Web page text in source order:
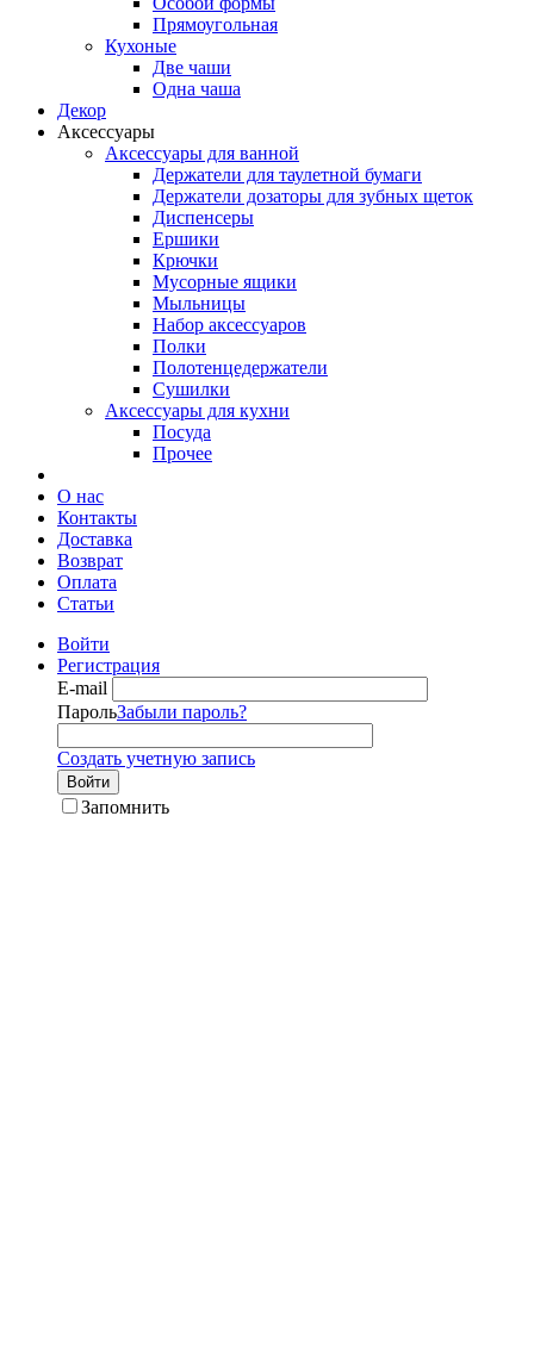
Прямоугольная
Кухоные
Две чаши
Одна чаша
Декор
Аксессуары
Аксессуары для ванной
Держатели для таулетной бумаги
Держатели дозаторы для зубных щеток
Диспенсеры
Ершики
Крючки
Мусорные ящики
Мыльницы
Набор аксессуаров
Полки
Полотенцедержатели
Сушилки
Аксессуары для кухни
Посуда
Прочее
О нас
Контакты
Доставка
Возврат
Оплата
Статьи
Войти
Регистрация
E-mail
ПарольЗабыли пароль?
Создать учетную запись
Войти
Запомнить